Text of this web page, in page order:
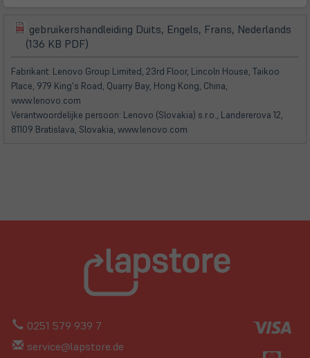
(öffnet
in
neuem
Tab)
gebruikershandleiding Duits, Engels, Frans, Nederlands
(136 KB PDF)
in
neuem
Tab)
Fabrikant: Lenovo Group Limited, 23rd Floor, Lincoln House, Taikoo
Place, 979 King's Road, Quarry Bay, Hong Kong, China,
www.lenovo.com
Verantwoordelijke persoon: Lenovo (Slovakia) s.r.o., Landererova 12,
81109 Bratislava, Slovakia, www.lenovo.com
0251 579 939 7
service@lapstore.de